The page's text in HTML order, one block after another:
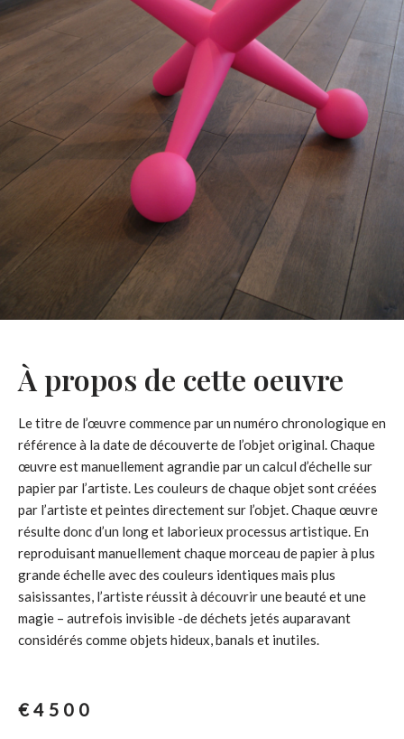
À propos de cette oeuvre
Le titre de l’œuvre commence par un numéro chronologique en
référence à la date de découverte de l’objet original. Chaque
œuvre est manuellement agrandie par un calcul d’échelle sur
papier par l’artiste. Les couleurs de chaque objet sont créées
par l’artiste et peintes directement sur l’objet. Chaque œuvre
résulte donc d’un long et laborieux processus artistique. En
reproduisant manuellement chaque morceau de papier à plus
grande échelle avec des couleurs identiques mais plus
saisissantes, l’artiste réussit à découvrir une beauté et une
magie – autrefois invisible -de déchets jetés auparavant
considérés comme objets hideux, banals et inutiles.
€4500